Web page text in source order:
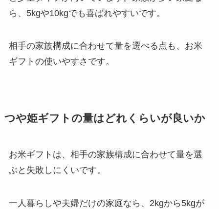
ら、5kgや10kgでも喜ばれやすいです。
相手の家族構成に合わせて量を選べる点も、お米
ギフトの使いやすさです。
つや姫ギフトの量はどれくらいが良いか
お米ギフトは、相手の家族構成に合わせて量を選
ぶと失敗しにくいです。
一人暮らしや夫婦だけの家庭なら、2kgから5kgが